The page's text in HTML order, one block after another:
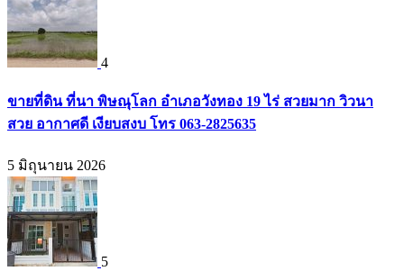
4
ขายที่ดิน ที่นา พิษณุโลก อำเภอวังทอง 19 ไร่ สวยมาก วิวนา
สวย อากาศดี เงียบสงบ โทร 063-2825635
5 มิถุนายน 2026
5